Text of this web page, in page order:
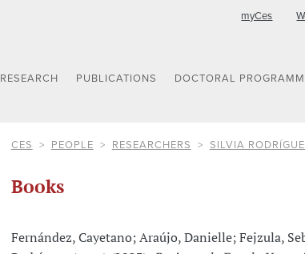
myCes
RESEARCH PUBLICATIONS DOCTORAL
CES PEOPLE RESEARCHERS SILVIA
Books
Fernández, Cayetano; Araújo, Danielle; Fejzula,